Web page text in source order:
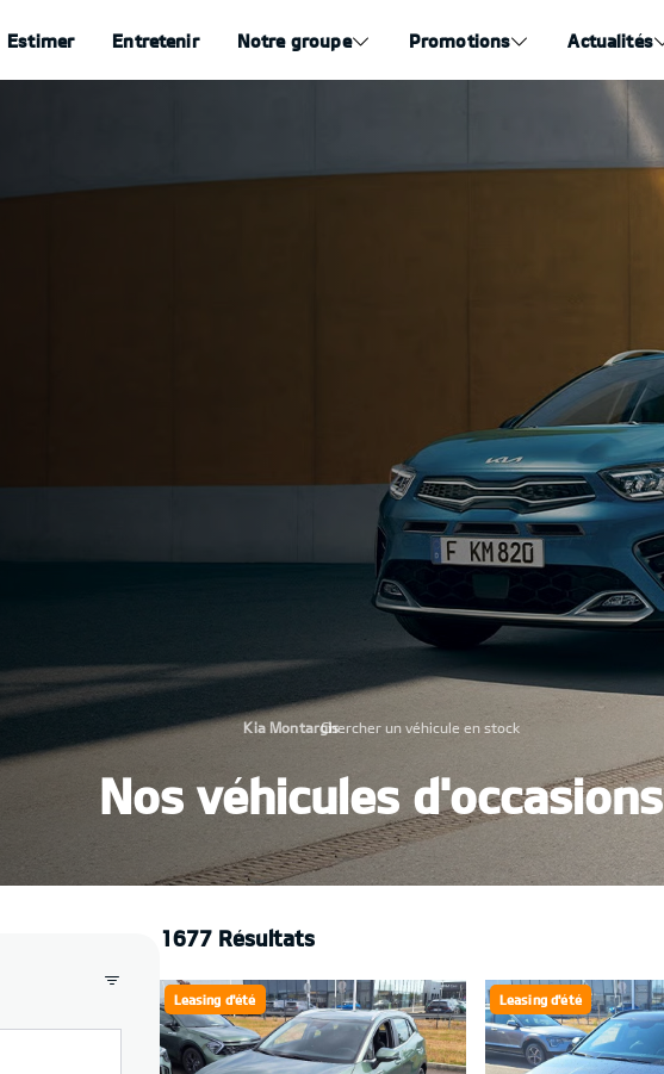
Estimer Entretenir Notre groupe Promotions Actualités
Kia Montargis
›
Chercher un véhicule en stock
Nos véhicules d'occasions
1677 Résultats
Leasing d'été Leasing d'été